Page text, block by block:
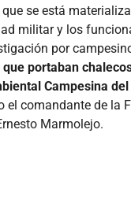
que se está
militar y los
por
portaban
Campesina
el comandante de la
Marmolejo.